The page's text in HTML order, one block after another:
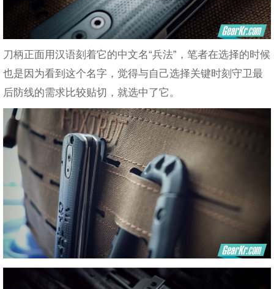
刀柄正面用汉语刻着它的中文名“兵法”，笔者在选择的时候
也是因为看到这个名字，觉得与自己选择关键时刻守卫最
后防线的需求比较贴切，就选中了它。